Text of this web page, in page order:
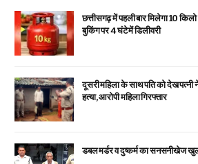
छत्तीसगढ़ में पहली बार मिलेगा 10
बुकिंग पर 4 घंटे में डिलीवरी
दूसरी महिला के साथ पति को देख पत्नी
हत्या, आरोपी महिला गिरफ्तार
डबल मर्डर व दुष्कर्म का सनसनीखेज